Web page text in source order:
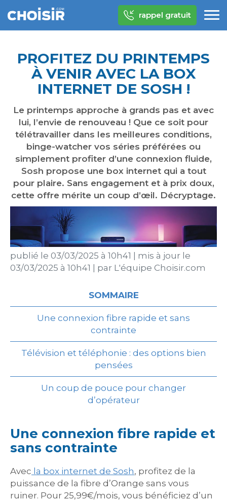
rappel gratuit
PROFITEZ DU PRINTEMPS
À VENIR AVEC LA BOX
INTERNET DE SOSH !
Le printemps approche à grands pas et avec
lui, l’envie de renouveau ! Que ce soit pour
télétravailler dans les meilleures conditions,
binge-watcher vos séries préférées ou
simplement profiter d’une connexion fluide,
Sosh propose une box internet qui a tout
pour plaire. Sans engagement et à prix doux,
cette offre mérite un coup d’œil. Décryptage.
publié le 03/03/2025 à 10h41
mis à jour le
03/03/2025 à 10h41
par L'équipe Choisir.com
SOMMAIRE
Une connexion fibre rapide et sans
contrainte
Télévision et téléphonie : des options bien
pensées
Un coup de pouce pour changer
d’opérateur
Une connexion fibre rapide et
sans contrainte
Avec la box internet de Sosh, profitez de la
puissance de la fibre d’Orange sans vous
ruiner. Pour 25,99€/mois, vous bénéficiez d’un